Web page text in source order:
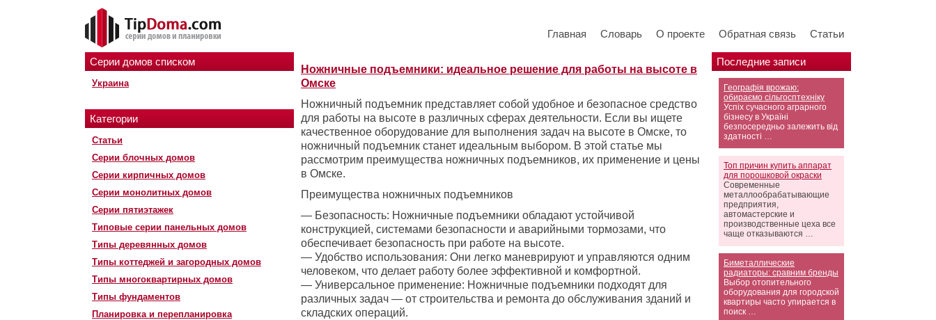
Главная Словарь О проекте Обратная связь Статьи
Серии домов списком
Украина
Категории
Статьи
Серии блочных домов
Серии кирпичных домов
Серии монолитных домов
Серии пятиэтажек
Типовые серии панельных домов
Типы деревянных домов
Типы коттеджей и загородных домов
Типы многоквартирных домов
Типы фундаментов
Планировка и перепланировка
Последние записи
Географія врожаю:
обираємо сільгосптехніку
Успіх сучасного аграрного
бізнесу в Україні
безпосередньо залежить від
здатності …
Топ причин купить аппарат
для порошковой окраски
Современные
металлообрабатывающие
предприятия,
автомастерские и
производственные цеха все
чаще отказываются …
Биметаллические
радиаторы: сравним бренды
Выбор отопительного
оборудования для городской
квартиры часто упирается в
поиск …
Ножничные подъемники: идеальное решение для работы на высоте в
Омске
Ножничный подъемник представляет собой удобное и безопасное средство
для работы на высоте в различных сферах деятельности. Если вы ищете
качественное оборудование для выполнения задач на высоте в Омске, то
ножничный подъемник станет идеальным выбором. В этой статье мы
рассмотрим преимущества ножничных подъемников, их применение и цены
в Омске.
Преимущества ножничных подъемников
— Безопасность: Ножничные подъемники обладают устойчивой
конструкцией, системами безопасности и аварийными тормозами, что
обеспечивает безопасность при работе на высоте.
— Удобство использования: Они легко маневрируют и управляются одним
человеком, что делает работу более эффективной и комфортной.
— Универсальное применение: Ножничные подъемники подходят для
различных задач — от строительства и ремонта до обслуживания зданий и
складских операций.